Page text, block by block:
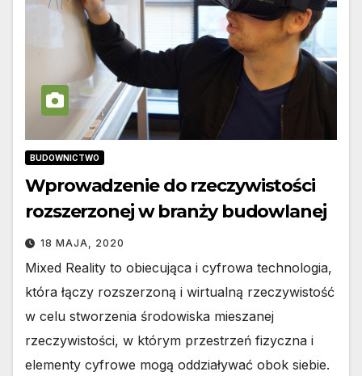
BUDOWNICTWO
Wprowadzenie do rzeczywistości
rozszerzonej w branży budowlanej
18 MAJA, 2020
Mixed Reality to obiecująca i cyfrowa technologia,
która łączy rozszerzoną i wirtualną rzeczywistość
w celu stworzenia środowiska mieszanej
rzeczywistości, w którym przestrzeń fizyczna i
elementy cyfrowe mogą oddziaływać obok siebie.